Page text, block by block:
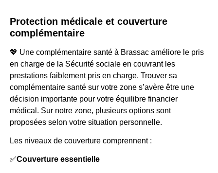
Protection médicale et couverture
complémentaire
💖 Une complémentaire santé à Brassac améliore le pris
en charge de la Sécurité sociale en couvrant les
prestations faiblement pris en charge. Trouver sa
complémentaire santé sur votre zone s’avère être une
décision importante pour votre équilibre financier
médical. Sur notre zone, plusieurs options sont
proposées selon votre situation personnelle.
Les niveaux de couverture comprennent :
✅Couverture essentielle